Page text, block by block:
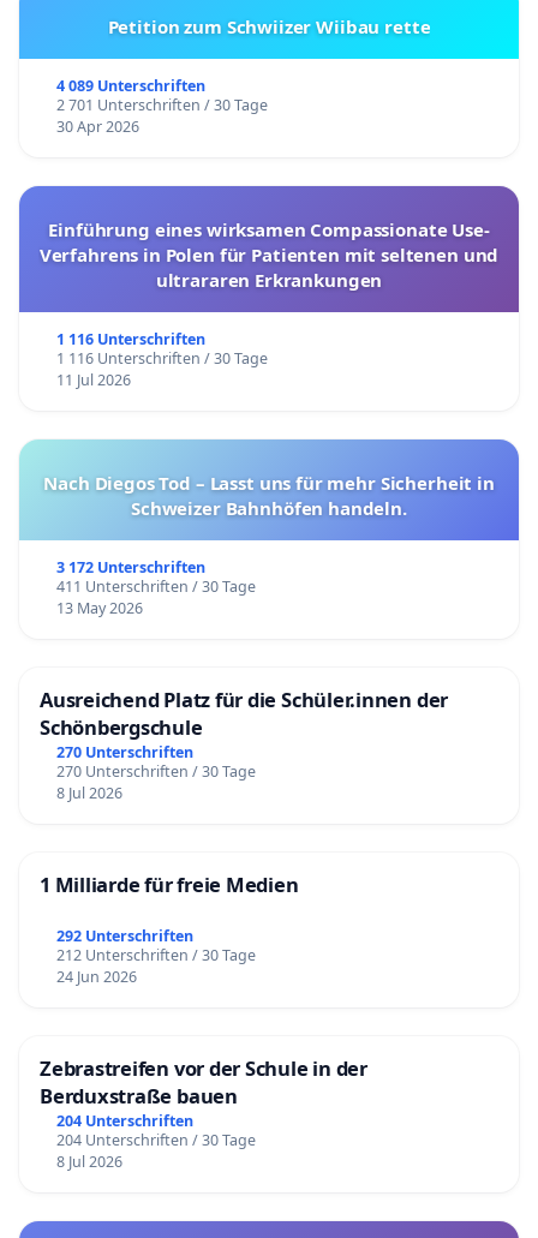
Petition zum Schwiizer Wiibau rette
4 089 Unterschriften
2 701 Unterschriften / 30 Tage
30 Apr 2026
Einführung eines wirksamen Compassionate Use-
Verfahrens in Polen für Patienten mit seltenen und
ultrararen Erkrankungen
1 116 Unterschriften
1 116 Unterschriften / 30 Tage
11 Jul 2026
Nach Diegos Tod – Lasst uns für mehr Sicherheit in
Schweizer Bahnhöfen handeln.
3 172 Unterschriften
411 Unterschriften / 30 Tage
13 May 2026
Ausreichend Platz für die Schüler.innen der
Schönbergschule
270 Unterschriften
270 Unterschriften / 30 Tage
8 Jul 2026
1 Milliarde für freie Medien
292 Unterschriften
212 Unterschriften / 30 Tage
24 Jun 2026
Zebrastreifen vor der Schule in der
Berduxstraße bauen
204 Unterschriften
204 Unterschriften / 30 Tage
8 Jul 2026